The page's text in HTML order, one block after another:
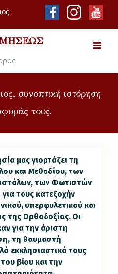
συνοπτική ιστόρηση
τους.
μας γιορτάζει τη
και Μεθοδίου, των
των Φωτιστών
τους κατεξοχήν
υπερφυλετικού και
της Ορθοδοξίας. Οι
για την άριστη
τη θαυμαστή
εκκλησιαστικό τους
βίου και την